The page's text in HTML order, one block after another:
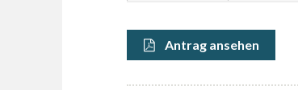
Antrag ansehen